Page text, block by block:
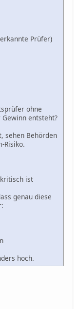
Prüfer)
ohne
entsteht?
sehen Behörden
Risiko.
ist
genau diese
hoch.